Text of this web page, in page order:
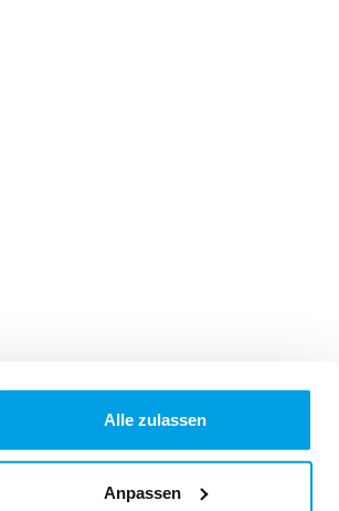
Alle zulassen
Anpassen